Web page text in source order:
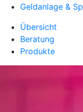
Geldanlage &
Übersicht
Beratung
Produkte